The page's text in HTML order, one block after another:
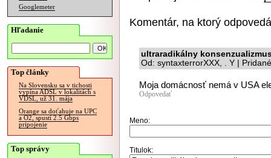
Googlemeter
Hľadanie
Top články
Na Slovensku sa v tichosti
vypína ADSL v lokalitách s
VDSL, už 31. mája
Orange sa doťahuje na UPC
a O2, spustí 2.5 Gbps
pripojenie
Top správy
Komentár, na ktorý
ultraradikálny
Od: syntaxterrorXXX, . Y |
Moja domácnosť nemá v USA
Odpovedať
Meno:
Titulok: